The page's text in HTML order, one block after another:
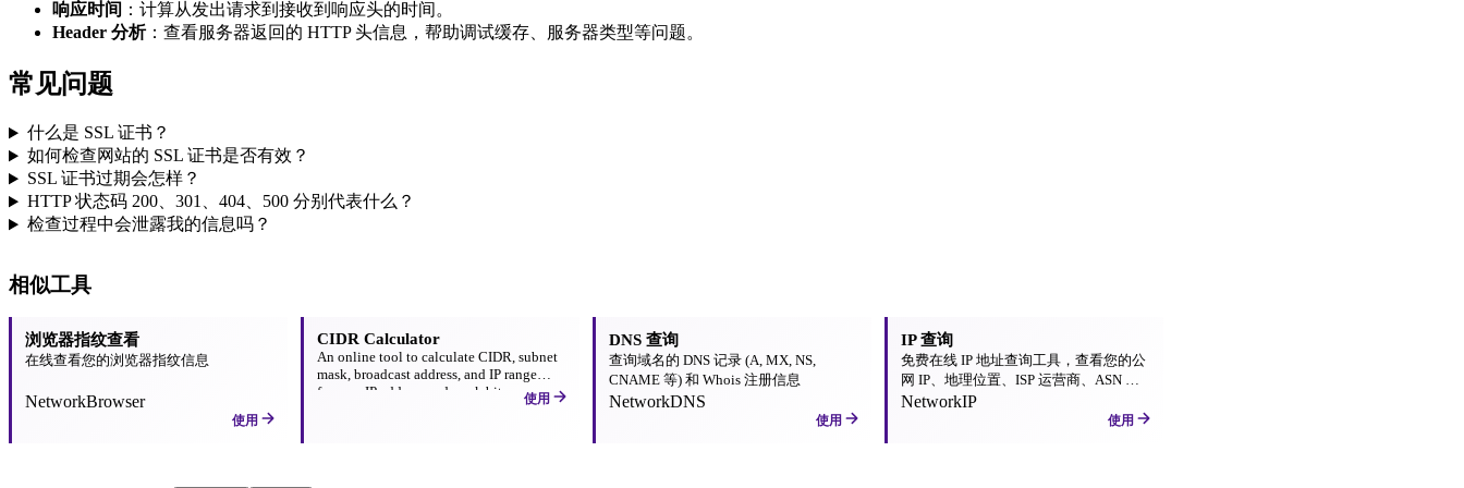
响应时间 ：计算从发出请求到接收到响应头的时间。
Header 分析：查看服务器返回的 HTTP 头信息，帮助调试缓存、服务器类型等问题。
常见问题
什么是 SSL 证书？
如何检查网站的 SSL 证书是否有效？
SSL 证书过期会怎样？
HTTP 状态码 200、301、404、500 分别代表什么？
检查过程中会泄露我的信息吗？
相似工具
浏览器指纹查看
在线查看您的浏览器指纹信息
NetworkBrowser
使用
CIDR Calculator
An online tool to calculate CIDR, subnet
mask, broadcast address, and IP range
from an IP address and mask bits.
使用
DNS 查询
查询域名的 DNS 记录 (A, MX, NS,
CNAME 等) 和 Whois 注册信息
NetworkDNS
使用
IP 查询
免费在线 IP 地址查询工具，查看您的公
网 IP、地理位置、ISP 运营商、ASN 等
详细信息。支持地图定位显示。
NetworkIP
使用